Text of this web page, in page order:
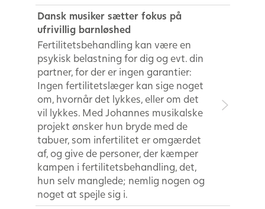
Dansk musiker sætter fokus på
ufrivillig barnløshed
Fertilitetsbehandling kan være en
psykisk belastning for dig og evt. din
partner, for der er ingen garantier:
Ingen fertilitetslæger kan sige noget
om, hvornår det lykkes, eller om det
vil lykkes. Med Johannes musikalske
projekt ønsker hun bryde med de
tabuer, som infertilitet er omgærdet
af, og give de personer, der kæmper
kampen i fertilitetsbehandling, det,
hun selv manglede; nemlig nogen og
noget at spejle sig i.